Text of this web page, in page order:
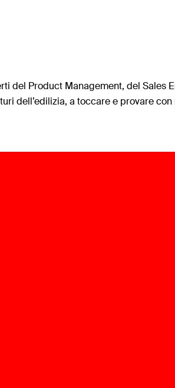
Product Management, del Sales
dell’edilizia, a toccare e provare